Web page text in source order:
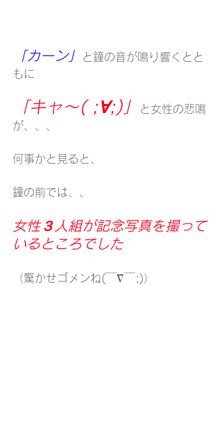
「カーン」
と鐘の音が鳴り響くとと
もに
「キャ～( ;∀;)」
と女性の悲鳴
が、、、
何事かと見ると、
鐘の前では、、
女性３人組が記念写真を撮って
いるところでした
（驚かせゴメンね(￣∇￣;)）